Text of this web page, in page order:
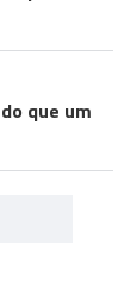
que um